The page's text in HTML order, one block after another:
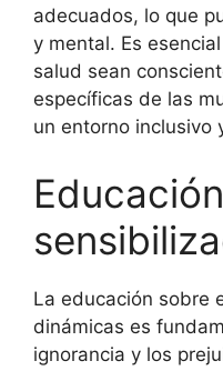
adecuados, lo que
y mental. Es
salud sean
específicas de las
un entorno inclusivo
La educación sobre
dinámicas es
ignorancia y los